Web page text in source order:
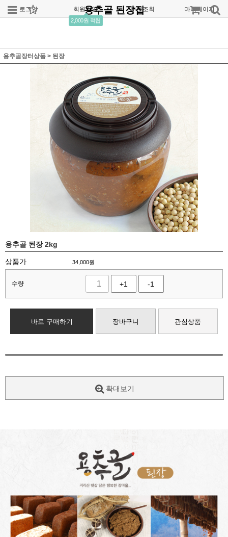
로그인 회원가입
2,000원 적립
주문조회 마이페이지
용추골 된장집
용추골장터상품 > 된장
용추골 된장 2kg
상품가 34,000원
수량 +1 -1
바로 구매하기 장바구니 관심상품
확대보기